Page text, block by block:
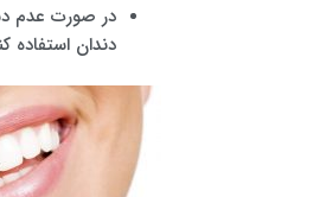
در صورت عدم
دندان استفاده